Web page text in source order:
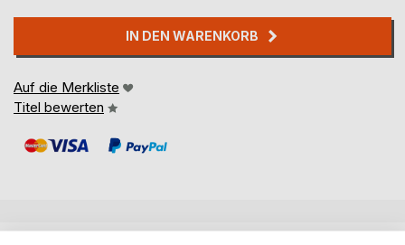
IN DEN WARENKORB
Auf die Merkliste
Titel bewerten